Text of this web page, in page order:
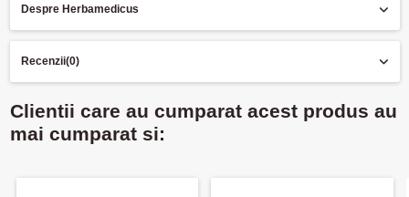
Despre Herbamedicus
Recenzii(0)
Clientii care au cumparat acest produs au
mai cumparat si: